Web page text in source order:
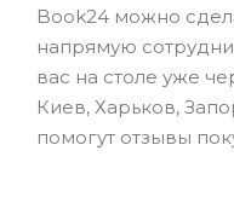
Book24 можно
напрямую
вас на столе уже
Киев, Харьков,
помогут отзывы